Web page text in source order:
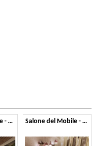
Salone del Mobile - 2022 Salone del Mobile - 2019